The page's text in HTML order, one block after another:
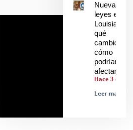
Nuevas
leyes en
Louisiana:
qué
cambió y
cómo
podrían
afectarle
Hace 3 días
Leer más »